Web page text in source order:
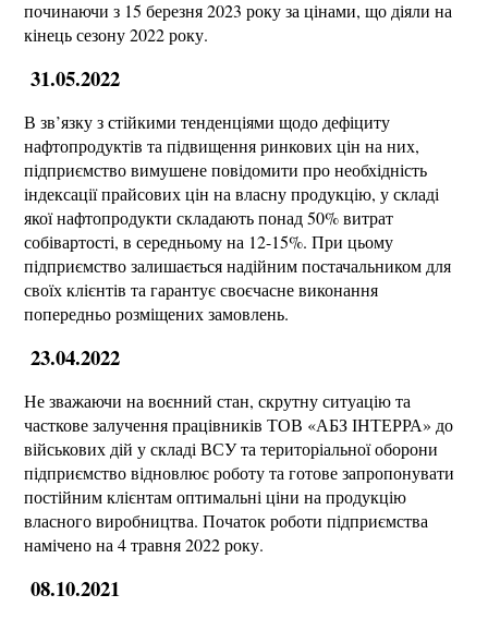
починаючи з 15 березня 2023 року за цінами, що діяли на
кінець сезону 2022 року.
31.05.2022
В зв’язку з стійкими тенденціями щодо дефіциту
нафтопродуктів та підвищення ринкових цін на них,
підприємство вимушене повідомити про необхідність
індексації прайсових цін на власну продукцію, у складі
якої нафтопродукти складають понад 50% витрат
собівартості, в середньому на 12-15%. При цьому
підприємство залишається надійним постачальником для
своїх клієнтів та гарантує своєчасне виконання
попередньо розміщених замовлень.
23.04.2022
Не зважаючи на воєнний стан, скрутну ситуацію та
часткове залучення працівників ТОВ «АБЗ ІНТЕРРА» до
військових дій у складі ВСУ та територіальної оборони
підприємство відновлює роботу та готове запропонувати
постійним клієнтам оптимальні ціни на продукцію
власного виробництва. Початок роботи підприємства
намічено на 4 травня 2022 року.
08.10.2021